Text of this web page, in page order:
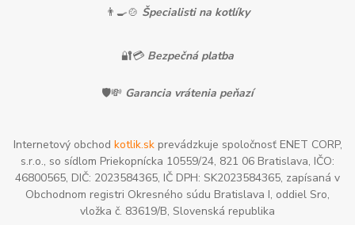
👨‍🍳🍲 Špecialisti na kotlíky
🔐💳 Bezpečná platba
🛡️💸 Garancia vrátenia peňazí
Internetový obchod kotlik.skprevádzkuje spoločnosť ENET CORP,
s.r.o., so sídlom Priekopnícka 10559/24, 821 06 Bratislava, IČO:
46800565, DIČ: 2023584365, IČ DPH: SK2023584365, zapísaná v
Obchodnom registri Okresného súdu Bratislava I, oddiel Sro,
vložka č. 83619/B, Slovenská republika